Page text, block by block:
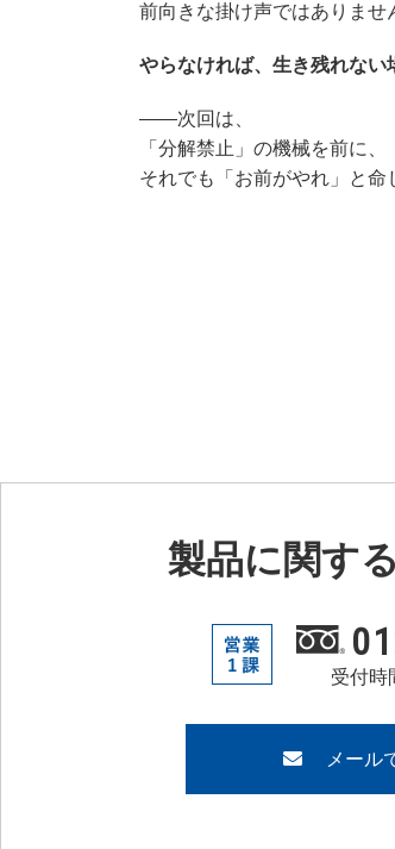
前向きな掛け声ではありませ
やらなければ、生き残れない
——次回は、
「分解禁止」の機械を前に、
それでも「お前がやれ」と命
製品に関す
受付時
メール